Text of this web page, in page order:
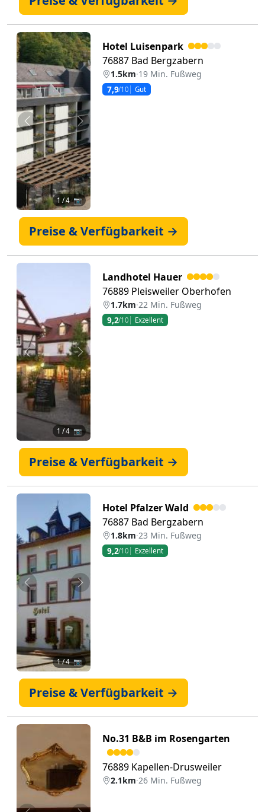
Zurück Weiter
1 / 4 📷
Hotel Luisenpark
76887 Bad Bergzabern
1.5km·19 Min. Fußweg
7,9/10 Gut
Preise & Verfügbarkeit →
Zurück Weiter
1 / 4 📷
Landhotel Hauer
76889 Pleisweiler Oberhofen
1.7km·22 Min. Fußweg
9,2/10 Exzellent
Preise & Verfügbarkeit →
Zurück Weiter
1/ 4 📷
Hotel Pfalzer Wald
76887 Bad Bergzabern
1.8km·23 Min. Fußweg
9,2/10 Exzellent
Preise & Verfügbarkeit →
No.31 B&B im Rosengarten
76889 Kapellen-Drusweiler
2.1km·26 Min. Fußweg